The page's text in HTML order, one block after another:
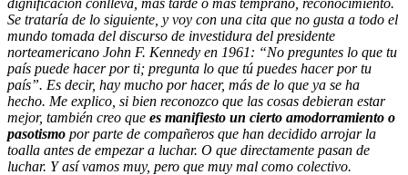
Se trataría de lo siguiente, y voy con una cita que no gusta a todo el
mundo tomada del discurso de investidura del presidente
norteamericano John F. Kennedy en 1961: “No preguntes lo que tu
país puede hacer por ti; pregunta lo que tú puedes hacer por tu
país”. Es decir, hay mucho por hacer, más de lo que ya se ha
hecho. Me explico, si bien reconozco que las cosas debieran estar
mejor, también creo que es manifiesto un cierto amodorramiento o
pasotismo por parte de compañeros que han decidido arrojar la
toalla antes de empezar a luchar. O que directamente pasan de
luchar. Y así vamos muy, pero que muy mal como colectivo.